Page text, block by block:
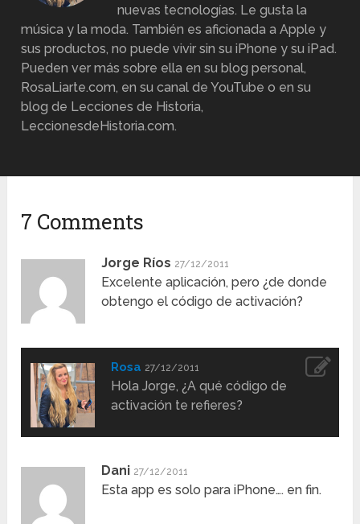
nuevas tecnologías. Le gusta la
música y la moda. También es aficionada a Apple y
sus productos, no puede vivir sin su iPhone y su iPad.
Pueden ver más sobre ella en su blog personal,
RosaLiarte.com, en su canal de YouTube o en su
blog de Lecciones de Historia,
LeccionesdeHistoria.com.
7 Comments
Jorge Ríos 27/12/2011
Excelente aplicación, pero ¿de donde
obtengo el código de activación?
Rosa 27/12/2011
Hola Jorge, ¿A qué código de
activación te refieres?
Dani 27/12/2011
Esta app es solo para iPhone…. en fin.